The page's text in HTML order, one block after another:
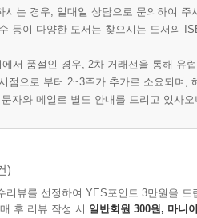
시는 경우, 일대일 상담으로 문의하여 주
등이 다양한 도서는 찾으시는 도서의
서 품절인 경우, 2차 거래선을 통해 유
점으로 부터 2~3주가 추가로 소요되며,
자와 메일로 별도 안내를 드리고 있사
)
리뷰를 선정하여 YES포인트 3만원을 드
후 리뷰 작성 시 일반회원 300원, 마니